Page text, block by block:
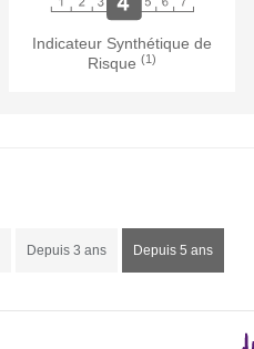
Indicateur Synthétique de
Risque (1)
Depuis 3 ans Depuis 5 ans